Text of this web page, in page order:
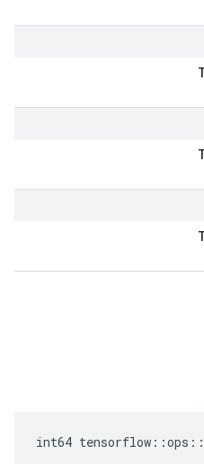
int64